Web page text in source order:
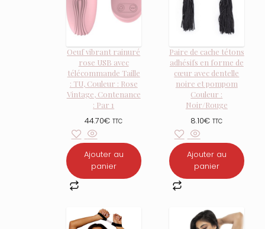
Oeuf vibrant rainuré
rose USB avec
télécommande Taille
: TU, Couleur : Rose
Vintage, Contenance
: Par 1
44.70€ TTC
Ajouter au
panier
Paire de cache tétons
adhésifs en forme de
cœur avec dentelle
noire et pompom
Couleur :
Noir/Rouge
8.10€ TTC
Ajouter au
panier